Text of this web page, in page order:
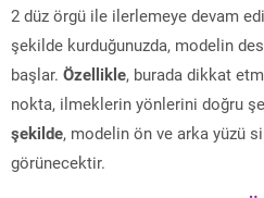
2 düz örgü ile ilerlemeye devam
şekilde kurduğunuzda, modelin
başlar. Özellikle, burada dikkat
nokta, ilmeklerin yönlerini doğru
şekilde, modelin ön ve arka yüzü
görünecektir.